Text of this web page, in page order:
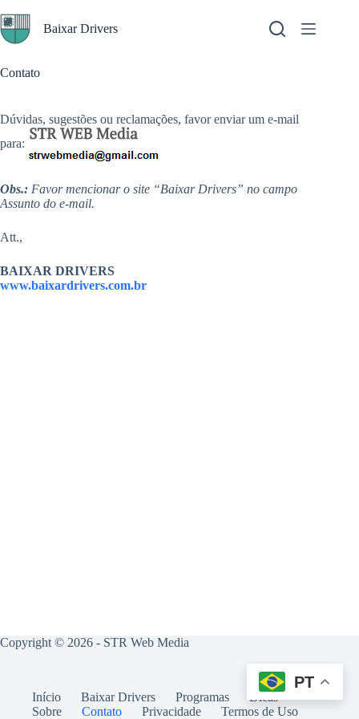
para
o
Baixar Drivers
Contato
Dúvidas, sugestões ou reclamações, favor enviar um e-mail
para:
Obs.: Favor mencionar o site “Baixar Drivers” no campo
Assunto do e-mail.
Att.,
BAIXAR DRIVERS
www.baixardrivers.com.br
Copyright © 2026 - STR Web Media
Início Baixar Drivers Programas
Dicas
Sobre
Contato Privacidade Termos de Uso
PT